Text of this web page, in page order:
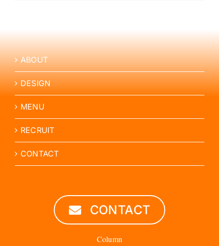
ABOUT
DESIGN
MENU
RECRUIT
CONTACT
CONTACT
Column